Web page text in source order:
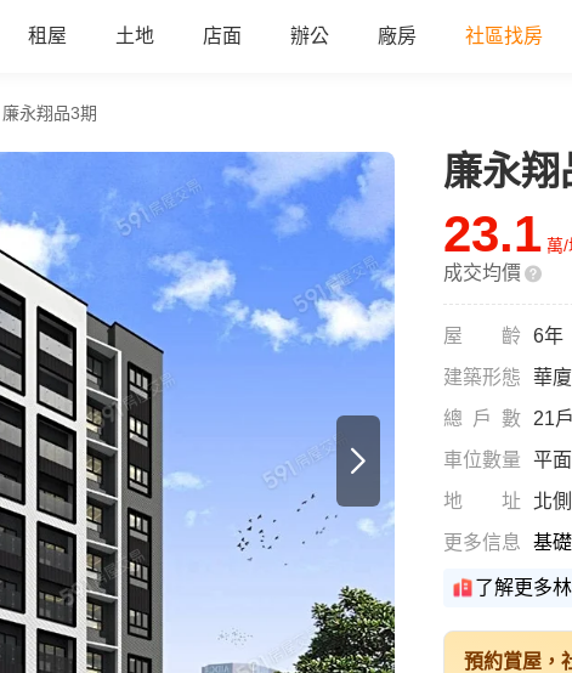
租屋 土地 店面 辦公 廠房 社區找房
廉永翔品3期
廉永翔
23.1 萬/
成交均價
屋齡
6年
建築形態
華廈
總戶數
21戶
車位數量
平
地址
北側
更多信息
基
了解更多
預約賞屋，